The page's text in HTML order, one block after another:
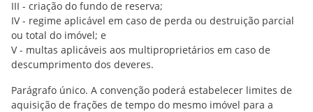
III - criação do fundo de reserva;
IV - regime aplicável em caso de perda ou destruição parcial
ou total do imóvel; e
V - multas aplicáveis aos multiproprietários em caso de
descumprimento dos deveres.
Parágrafo único. A convenção poderá estabelecer limites de
aquisição de frações de tempo do mesmo imóvel para a